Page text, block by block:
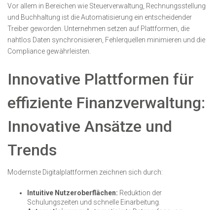
Vor allem in Bereichen wie Steuerverwaltung, Rechnungsstellung
und Buchhaltung ist die Automatisierung ein entscheidender
Treiber geworden. Unternehmen setzen auf Plattformen, die
nahtlos Daten synchronisieren, Fehlerquellen minimieren und die
Compliance gewährleisten.
Innovative Plattformen für
effiziente Finanzverwaltung:
Innovative Ansätze und
Trends
Modernste Digitalplattformen zeichnen sich durch:
Intuitive Nutzeroberflächen: Reduktion der
Schulungszeiten und schnelle Einarbeitung.